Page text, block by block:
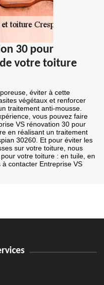
30 pour
votre toiture
éviter à cette
végétaux et renforcer
traitement anti-mousse.
vous pouvez faire
VS rénovation 30 pour
en réalisant un traitement
30260. Et pour éviter les
sur votre toiture, nous
votre toiture : en tuile, en
à contacter Entreprise VS